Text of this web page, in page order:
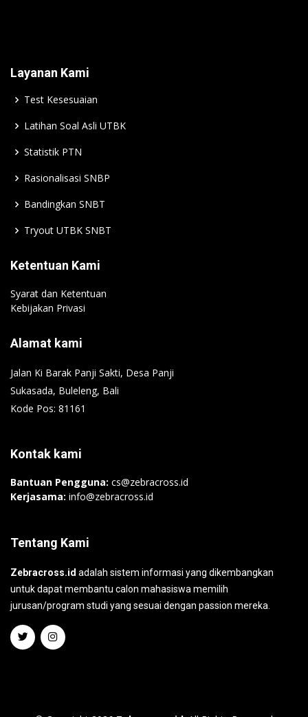
Layanan Kami
Test Kesesuaian
Latihan Soal Asli UTBK
Statistik PTN
Rasionalisasi SNBP
Bandingkan SNBT
Tryout UTBK SNBT
Ketentuan Kami
Syarat dan Ketentuan
Kebijakan Privasi
Alamat kami
Jalan Ki Barak Panji Sakti, Desa Panji
Sukasada, Buleleng, Bali
Kode Pos: 81161
Kontak kami
Bantuan Pengguna: cs@zebracross.id
Kerjasama: info@zebracross.id
Tentang Kami
Zebracross.id adalah sistem informasi yang dikembangkan
untuk dapat membantu calon mahasiswa memilih
jurusan/program studi yang sesuai dengan passion mereka.